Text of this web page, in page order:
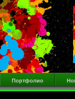
Портфолио